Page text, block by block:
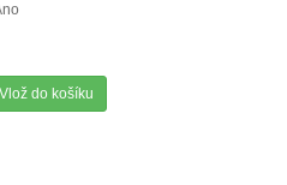
Vlož do košíku